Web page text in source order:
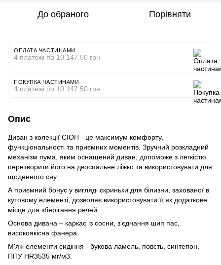
До обраного Порівняти
ОПЛАТА ЧАСТИНАМИ
4 платежі по 10 147.50 грн
ПОКУПКА ЧАСТИНАМИ
4 платежі по 10 147.50 грн
Опис
Диван з колекції СІОН - це максимум комфорту,
функціональності та приємних моментів. Зручний розкладний
механізм пума, яким оснащений диван, допоможе з легкістю
перетворити його на двоспальне ліжко та використовувати для
щоденного сну.
А приємний бонус у вигляді скриньки для білизни, захованої в
кутовому елементі, дозволяє використовувати її як додаткове
місце для зберігання речей.
Основа дивана – каркас із сосни, з'єднання шип пас,
високоякісна фанера.
М'які елементи сидіння - букова ламель, повсть, синтепон,
ППУ HR3535 мг/м3.